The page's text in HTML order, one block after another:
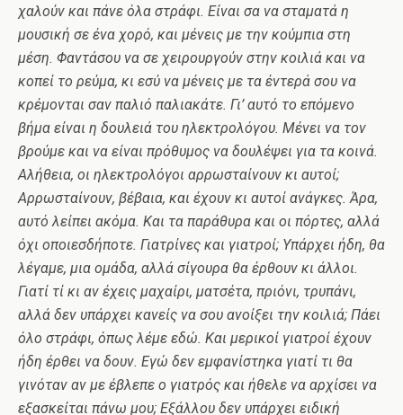
χαλούν και πάνε όλα στράφι. Είναι σα να σταματά η
μουσική σε ένα χορό, και μένεις με την κούμπια στη
μέση. Φαντάσου να σε χειρουργούν στην κοιλιά και να
κοπεί το ρεύμα, κι εσύ να μένεις με τα έντερά σου να
κρέμονται σαν παλιό παλιακάτε. Γι’ αυτό το επόμενο
βήμα είναι η δουλειά του ηλεκτρολόγου. Μένει να τον
βρούμε και να είναι πρόθυμος να δουλέψει για τα κοινά.
Αλήθεια, οι ηλεκτρολόγοι αρρωσταίνουν κι αυτοί;
Αρρωσταίνουν, βέβαια, και έχουν κι αυτοί ανάγκες. Άρα,
αυτό λείπει ακόμα. Και τα παράθυρα και οι πόρτες, αλλά
όχι οποιεσδήποτε. Γιατρίνες και γιατροί; Υπάρχει ήδη, θα
λέγαμε, μια ομάδα, αλλά σίγουρα θα έρθουν κι άλλοι.
Γιατί τί κι αν έχεις μαχαίρι, ματσέτα, πριόνι, τρυπάνι,
αλλά δεν υπάρχει κανείς να σου ανοίξει την κοιλιά; Πάει
όλο στράφι, όπως λέμε εδώ. Και μερικοί γιατροί έχουν
ήδη έρθει να δουν. Εγώ δεν εμφανίστηκα γιατί τι θα
γινόταν αν με έβλεπε ο γιατρός και ήθελε να αρχίσει να
εξασκείται πάνω μου; Εξάλλου δεν υπάρχει ειδική